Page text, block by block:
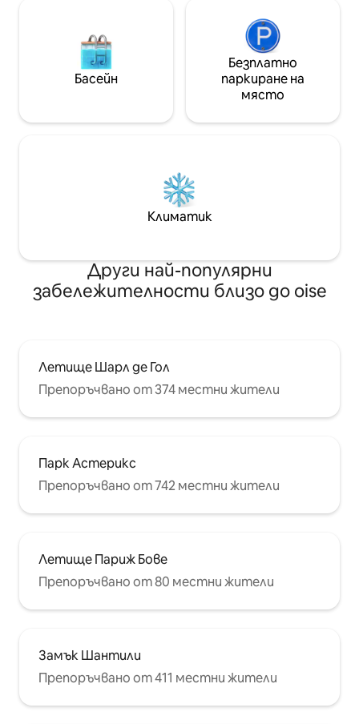
Басейн
Безплатно
паркиране на
място
Климатик
Други най-популярни
забележителности близо до oise
Летище Шарл де Гол
Препоръчвано от 374 местни жители
Парк Астерикс
Препоръчвано от 742 местни жители
Летище Париж Бове
Препоръчвано от 80 местни жители
Замък Шантили
Препоръчвано от 411 местни жители